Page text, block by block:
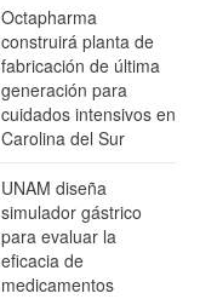
Octapharma
construirá planta de
fabricación de última
generación para
cuidados intensivos en
Carolina del Sur
UNAM diseña
simulador gástrico
para evaluar la
eficacia de
medicamentos